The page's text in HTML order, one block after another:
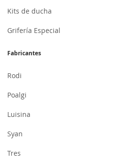
Kits de ducha
Grifería Especial
Fabricantes
Rodi
Poalgi
Luisina
Syan
Tres